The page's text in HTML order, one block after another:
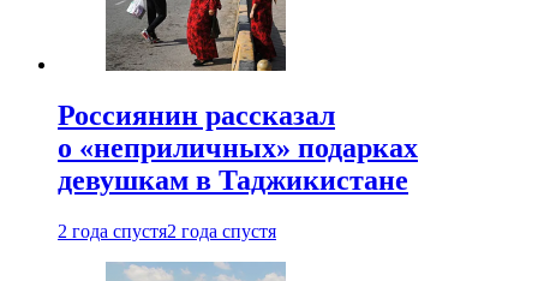
Россиянин рассказал
о «неприличных» подарках
девушкам в Таджикистане
2 года спустя2 года спустя